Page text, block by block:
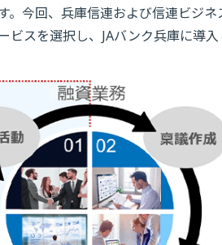
。今回、兵庫信連および信連ビジ
スを選択し、JAバンク兵庫に導入